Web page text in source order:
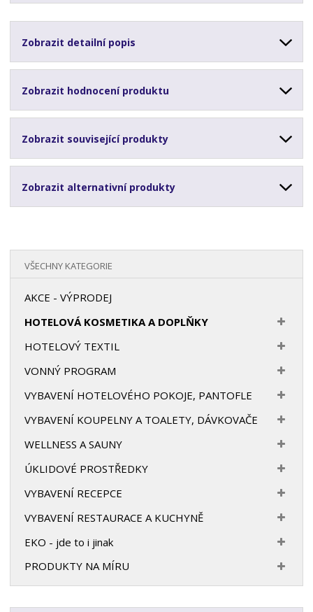
Zobrazit detailní popis
Zobrazit hodnocení produktu
Zobrazit související produkty
Zobrazit alternativní produkty
VŠECHNY KATEGORIE
AKCE - VÝPRODEJ
HOTELOVÁ KOSMETIKA A DOPLŇKY
HOTELOVÝ TEXTIL
VONNÝ PROGRAM
VYBAVENÍ HOTELOVÉHO POKOJE, PANTOFLE
VYBAVENÍ KOUPELNY A TOALETY, DÁVKOVAČE
WELLNESS A SAUNY
ÚKLIDOVÉ PROSTŘEDKY
VYBAVENÍ RECEPCE
VYBAVENÍ RESTAURACE A KUCHYNĚ
EKO - jde to i jinak
PRODUKTY NA MÍRU